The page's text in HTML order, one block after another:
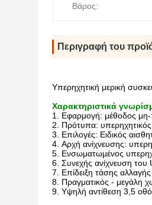
Βάρος:
Περιγραφή του
Υπερηχητική μερική
Χαρακτηριστικά
1. Εφαρμογή: μέθοδος μη-
2. Πρότυπα:
3. Επιλογές: Ειδικός
4. Αρχή ανίχνευσης:
5. Ενσωματωμένος
6. Συνεχής ανίχνευση του
7. Επίδειξη τάσης
8. Πραγματικός - μεγάλη
9. Υψηλή αντίθεση 3,5